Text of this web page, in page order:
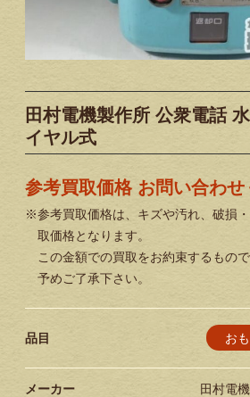
田村電機製作所 公衆電話
イヤル式
参考買取価格 お問い合わせ
※参考買取価格は、キズや汚れ、破損
取価格となります。
この金額での買取をお約束するもの
予めご了承下さい。
品目 お
メーカー 田村電